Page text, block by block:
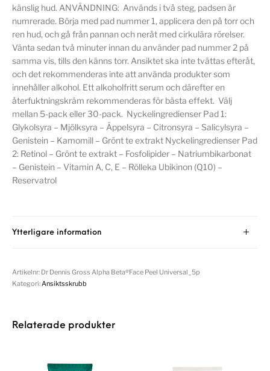
känslig hud. ANVÄNDNING: Används i två steg, padsen är
numrerade. Börja med pad nummer 1, applicera den på torr och
ren hud, och gå från pannan och neråt med cirkulära rörelser.
Vänta sedan två minuter innan du använder pad nummer 2 på
samma vis, tills den känns torr. Ansiktet ska inte tvättas efteråt,
och det rekommenderas inte att använda produkter som
innehåller alkohol. Ett alkoholfritt serum och därefter en
återfuktningskräm rekommenderas för bästa effekt. Välj
mellan 5-pack eller 30-pack. Nyckelingredienser Pad 1:
Glykolsyra – Mjölksyra – Äppelsyra – Citronsyra – Salicylsyra –
Genistein – Kamomill – Grönt te extrakt Nyckelingredienser Pad
2: Retinol – Grönt te extrakt – Fosfolipider – Natriumbikarbonat
– Genistein – Vitamin A, C, E – Rölleka Ubikinon (Q10) –
Reservatrol
Ytterligare information
Artikelnr: Dr Dennis Gross Alpha Beta®Face Peel Universal_5p
Kategori: Ansiktsskrubb
Relaterade produkter